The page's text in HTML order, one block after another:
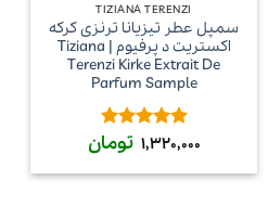
TIZIANA TERENZI
سمپل عطر تیزیانا ترنزی کرکه
اکستریت د پرفیوم | Tiziana
Terenzi Kirke Extrait De
Parfum Sample
امتیاز 5از 1,320,000 تومان